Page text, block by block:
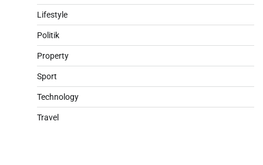
Lifestyle
Politik
Property
Sport
Technology
Travel